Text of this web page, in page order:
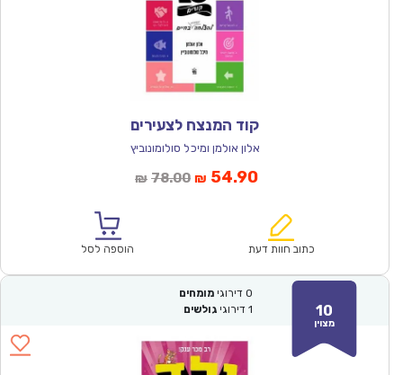
קוד המנצח לצעירים
אלון אולמן ומיכל סולומונוביץ
₪ 78.00המחיר
₪78.00.
₪ 54.90המחיר
הוא:
כתוב חוות דעת הוספה לסל
10
מצוין
0 דירוגי מומחים
1 דירוגי גולשים